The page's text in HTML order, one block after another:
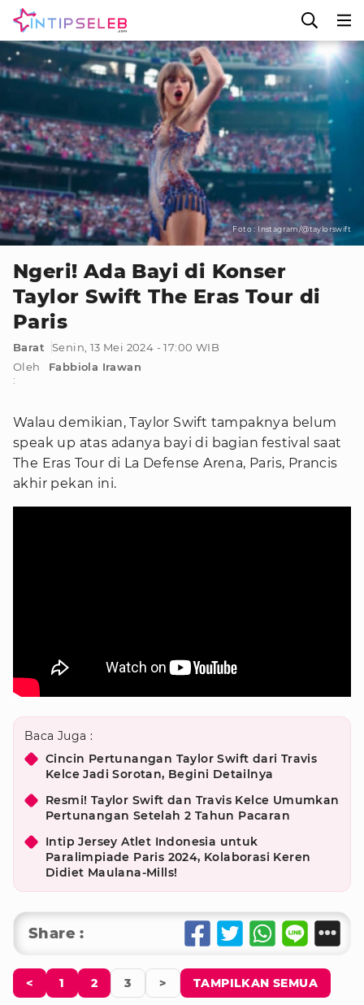
Foto : Instagram/@taylorswift
Ngeri! Ada Bayi di Konser
Taylor Swift The Eras Tour di
Paris
Barat
Senin, 13 Mei 2024 - 17:00 WIB
Oleh
:
Fabbiola Irawan
Walau demikian, Taylor Swift tampaknya belum
speak up atas adanya bayi di bagian festival saat
The Eras Tour di La Defense Arena, Paris, Prancis
akhir pekan ini.
Baca Juga :
Cincin Pertunangan Taylor Swift dari Travis
Kelce Jadi Sorotan, Begini Detailnya
Resmi! Taylor Swift dan Travis Kelce Umumkan
Pertunangan Setelah 2 Tahun Pacaran
Intip Jersey Atlet Indonesia untuk
Paralimpiade Paris 2024, Kolaborasi Keren
Didiet Maulana-Mills!
Share :
< 1 2 3 > TAMPILKAN SEMUA